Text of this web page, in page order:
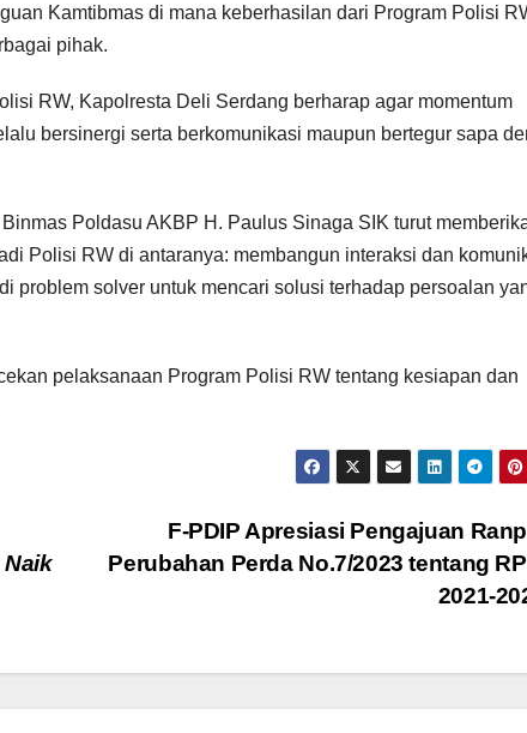
Kamtibmas di mana keberhasilan dari Program Polisi
pihak.
RW, Kapolresta Deli Serdang berharap agar momentum
bersinergi serta berkomunikasi maupun bertegur sapa
Poldasu AKBP H. Paulus Sinaga SIK turut
Polisi RW di antaranya: membangun interaksi dan
problem solver untuk mencari solusi terhadap persoalan
pelaksanaan Program Polisi RW tentang kesiapan dan
F-PDIP Apresiasi Pengajuan
Perubahan Perda No.7/2023 tentang
2021-